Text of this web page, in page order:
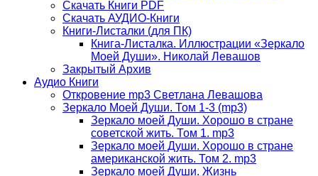
Скачать Книги PDF
Скачать АУДИО-Книги
Книги-Листалки (для ПК)
Книга-Листалка. Иллюстрации «Зеркало
Моей Души». Николай Левашов
Закрытый Архив
Аудио Книги
Откровение mp3 Светлана Левашова
Зеркало Моей Души. Том 1-3 (mp3)
Зеркало моей Души. Хорошо в стране
советской жить. Том 1. mp3
Зеркало моей Души. Хорошо в стране
американской жить. Том 2. mp3
Зеркало моей Души. Жизнь